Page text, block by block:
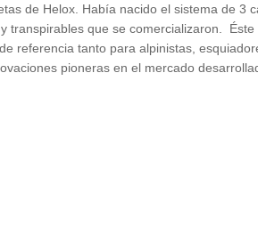
de Helox. Había nacido el sistema de 3
transpirables que se comercializaron.
referencia tanto para alpinistas,
pioneras en el mercado